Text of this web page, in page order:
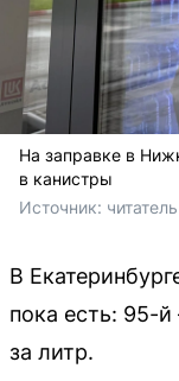
На заправке в
в канистры
Источник:
В
пока есть: 95-
за литр.